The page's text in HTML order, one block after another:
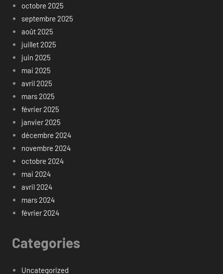
octobre 2025
septembre 2025
août 2025
juillet 2025
juin 2025
mai 2025
avril 2025
mars 2025
février 2025
janvier 2025
décembre 2024
novembre 2024
octobre 2024
mai 2024
avril 2024
mars 2024
février 2024
Categories
Uncategorized